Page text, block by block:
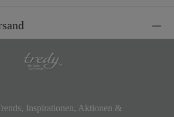
Inspirationen, Aktionen &